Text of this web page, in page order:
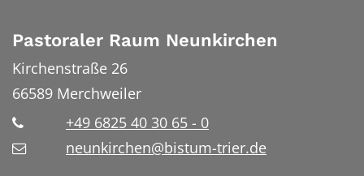
Pastoraler Raum Neunkirchen
Kirchenstraße 26
66589 Merchweiler
+49 6825 40 30 65 - 0
neunkirchen@bistum-trier.de